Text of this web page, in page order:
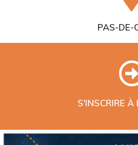
PAS-DE-
S'INSCRIRE À